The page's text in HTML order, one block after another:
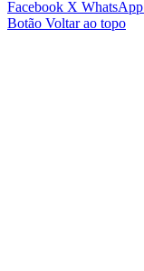
Facebook X WhatsApp
Botão Voltar ao topo